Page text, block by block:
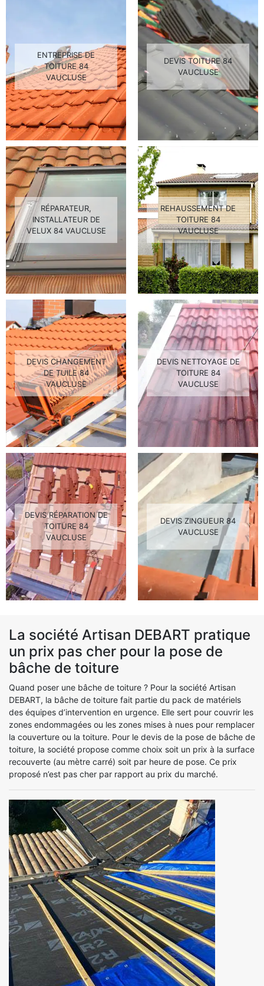
ENTREPRISE DE
TOITURE 84
VAUCLUSE
DEVIS TOITURE 84
VAUCLUSE
RÉPARATEUR,
INSTALLATEUR DE
VELUX 84 VAUCLUSE
REHAUSSEMENT DE
TOITURE 84
VAUCLUSE
DEVIS CHANGEMENT
DE TUILE 84
VAUCLUSE
DEVIS NETTOYAGE DE
TOITURE 84
VAUCLUSE
DEVIS RÉPARATION DE
TOITURE 84
VAUCLUSE
DEVIS ZINGUEUR 84
VAUCLUSE
La société Artisan DEBART pratique
un prix pas cher pour la pose de
bâche de toiture
Quand poser une bâche de toiture ? Pour la société Artisan
DEBART, la bâche de toiture fait partie du pack de matériels
des équipes d’intervention en urgence. Elle sert pour couvrir les
zones endommagées ou les zones mises à nues pour remplacer
la couverture ou la toiture. Pour le devis de la pose de bâche de
toiture, la société propose comme choix soit un prix à la surface
recouverte (au mètre carré) soit par heure de pose. Ce prix
proposé n’est pas cher par rapport au prix du marché.